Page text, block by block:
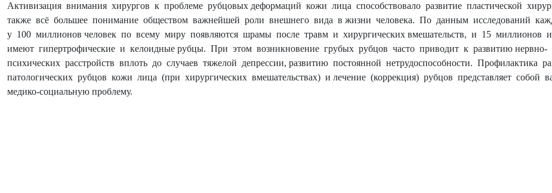
Активизация внимания хирургов к проблеме рубцовых деформаций кожи лица способствовало развитие пластической
также всё большее понимание обществом важнейшей роли внешнего вида в жизни человека. По данным исследований
у 100 миллионов человек по всему миру появляются шрамы после травм и хирургических вмешательств, и 15 миллионов
имеют гипертрофические и келоидные рубцы. При этом возникновение грубых рубцов часто приводит к развитию нервно-
психических расстройств вплоть до случаев тяжелой депрессии, развитию постоянной нетрудоспособности. Профилактика
патологических рубцов кожи лица (при хирургических вмешательствах) и лечение (коррекция) рубцов представляет собой
медико-социальную проблему.